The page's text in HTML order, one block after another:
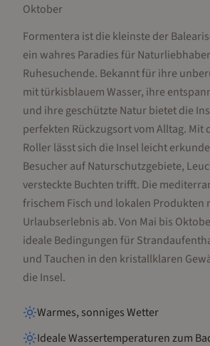
Oktober
Formentera ist die kleinste der
ein wahres Paradies für
Ruhesuchende. Bekannt für ihre
mit türkisblauem Wasser, ihre
und ihre geschützte Natur bietet die
perfekten Rückzugsort vom Alltag. Mit
Roller lässt sich die Insel leicht
Besucher auf Naturschutzgebiete,
versteckte Buchten trifft. Die
frischem Fisch und lokalen Produkten
Urlaubserlebnis ab. Von Mai bis
ideale Bedingungen für
und Tauchen in den kristallklaren
die Insel.
Warmes, sonniges Wetter
Ideale Wassertemperaturen zum